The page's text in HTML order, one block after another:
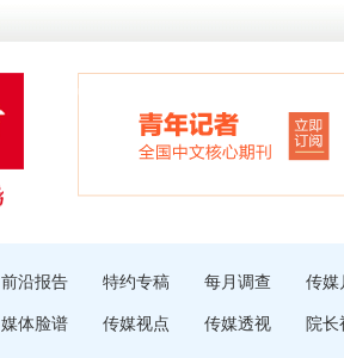
前沿报告 特约专稿 每月调查 传媒
媒体脸谱 传媒视点 传媒透视 院长